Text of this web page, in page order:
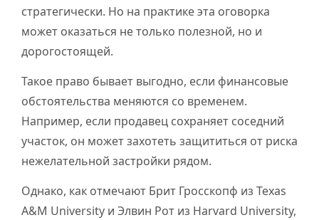
стратегически. Но на практике эта оговорка
может оказаться не только полезной, но и
дорогостоящей.
Такое право бывает выгодно, если финансовые
обстоятельства меняются со временем.
Например, если продавец сохраняет соседний
участок, он может захотеть защититься от риска
нежелательной застройки рядом.
Однако, как отмечают Брит Гросскопф из Texas
A&M University и Элвин Рот из Harvard University,